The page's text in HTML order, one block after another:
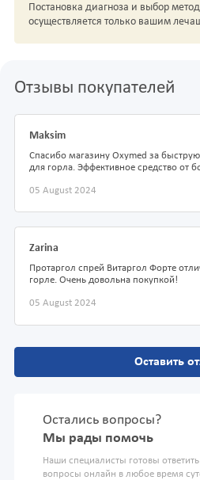
Постановка диагноза и выбор
осуществляется только вашим
Отзывы покупателей
Maksim
Спасибо магазину Oxymed за
для горла. Эффективное средство от
05 August 2024
Zarina
Протаргол спрей Витаргол Форте
горле. Очень довольна покупкой!
05 August 2024
Оставить
Остались вопросы?
Мы рады помочь
Наши специалисты готовы
вопросы онлайн в любое время